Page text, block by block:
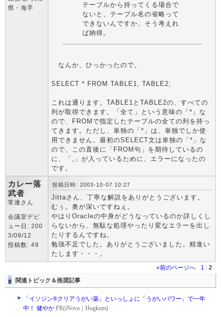
県・海手
テーブルから持ってくる場合で
ないと、テーブル名の省略って
できないんですか。そう考えれ
ば納得。
なんか、ひっかったので。
SELECT * FROM TABLE1, TABLE2;
これは通ります。TABLE1とTABLE2の、すべての
列が取得できます。「全て」という意味の「*」な
ので、FROMで指定したテーブルの全ての列を持っ
てきます。ただし、単独の「*」は、単独でしか使
用できません。最初のSELECT文は単独の「*」な
ので、この直後に「FROM句」を期待しているの
に、「,」が入っているために、エラーになったの
です。
カレー落
武者
常連さん
会議室デビ
ュー日: 200
3/09/12
投稿数: 49
投稿日時: 2003-10-07 10:27
Jittaさん、丁寧な解説をありがとうございます。
むぅ。奥が深いですねぇ。
やはりOracleの中身がどうなっているのか詳しくし
らないから、無駄な処理やったり変なエラーを出し
たりするんですね。
勉強不足でした。ありがとうございました。精進い
たします・・・。
«前のページへ 1
2
関連トピック＆推奨記事
「イソジン®クリアうがい薬」といっしょに「うがいパワー」で一年
中！ 健やか PR(iNova｜Hugkum)